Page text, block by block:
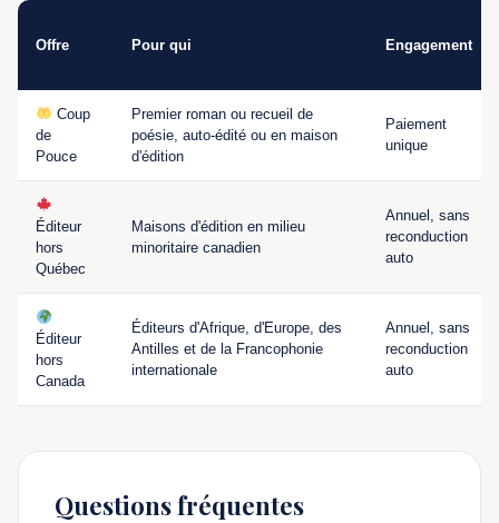
Offre Pour qui Engagement
Coup
de
Pouce
Premier roman ou recueil de
poésie, auto-édité ou en maison
d'édition
Paiement
unique
Éditeur
hors
Québec
Maisons d'édition en milieu
minoritaire canadien
Annuel, sans
reconduction
auto
Éditeur
hors
Canada
Éditeurs d'Afrique, d'Europe, des
Antilles et de la Francophonie
internationale
Annuel, sans
reconduction
auto
Questions fréquentes